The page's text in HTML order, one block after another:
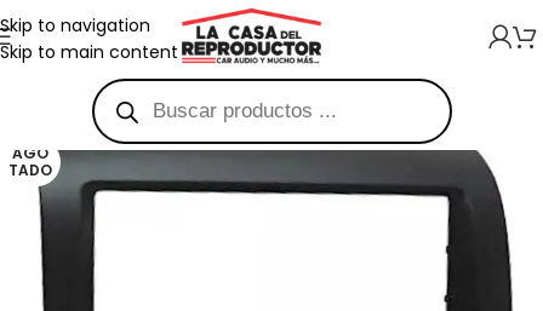
Skip to navigation
Skip to main content
AGO
TADO